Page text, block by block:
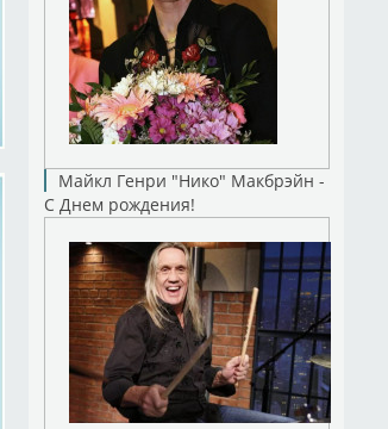
Майкл Генри "Нико" Макбрэйн -
С Днем рождения!